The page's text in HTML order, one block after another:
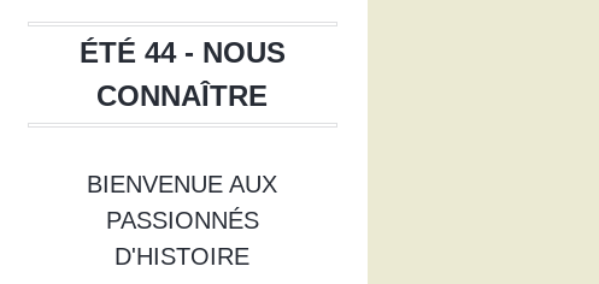
ÉTÉ 44 - NOUS
CONNAÎTRE
BIENVENUE AUX
PASSIONNÉS
D'HISTOIRE